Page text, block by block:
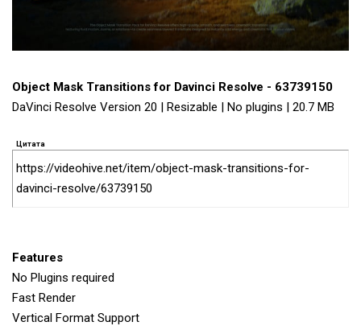
Object Mask Transitions for Davinci Resolve - 63739150
DaVinci Resolve Version 20 | Resizable | No plugins | 20.7 MB
Цитата
https://videohive.net/item/object-mask-transitions-for-
davinci-resolve/63739150
Features
No Plugins required
Fast Render
Vertical Format Support